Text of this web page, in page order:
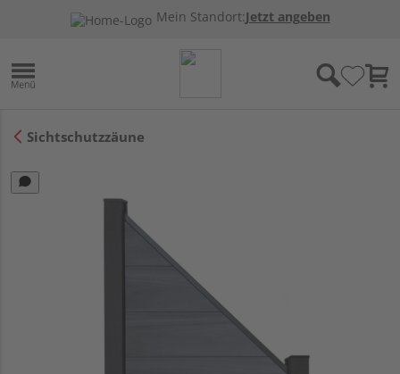
Mein Standort:Jetzt angeben
Sichtschutzzäune